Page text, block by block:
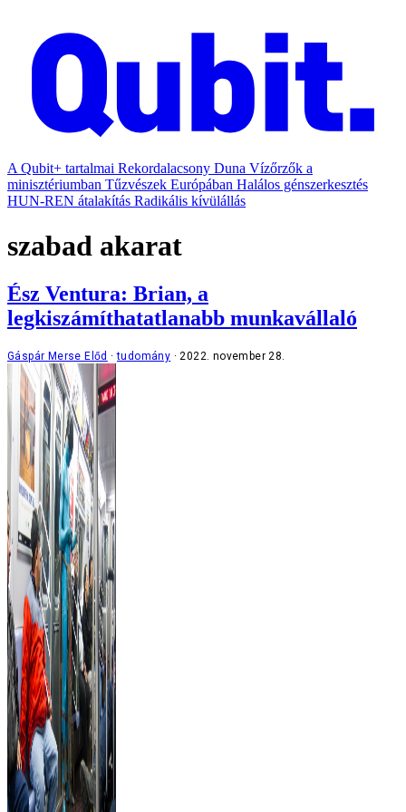
A Qubit+ tartalmai Rekordalacsony Duna Vízőrzők a
minisztériumban Tűzvészek Európában Halálos génszerkesztés
HUN-REN átalakítás Radikális kívülállás
szabad akarat
Ész Ventura: Brian, a
legkiszámíthatatlanabb munkavállaló
Gáspár Merse Előd tudomány 2022. november 28.